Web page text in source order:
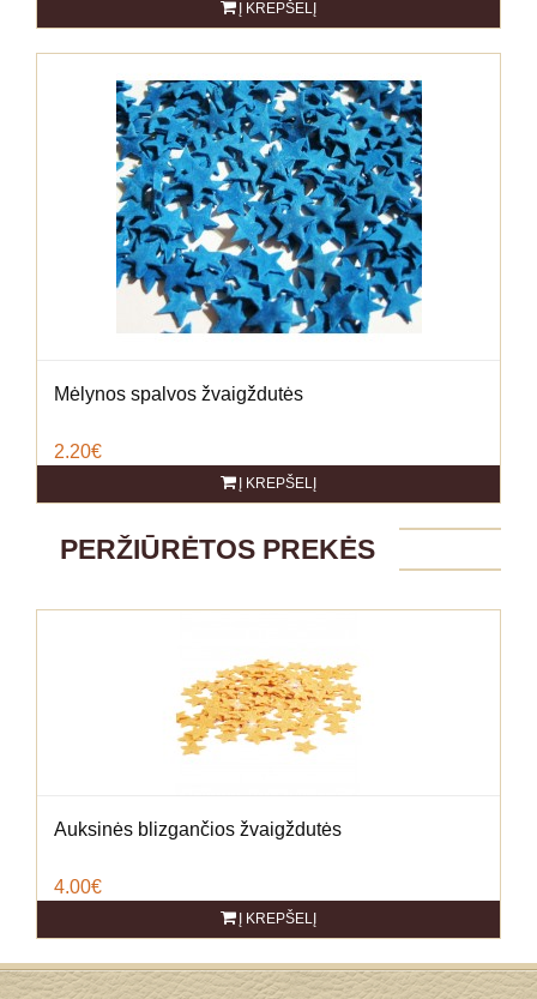
Į KREPŠELĮ
Mėlynos spalvos žvaigždutės
2.20€
Į KREPŠELĮ
PERŽIŪRĖTOS PREKĖS
Auksinės blizgančios žvaigždutės
4.00€
Į KREPŠELĮ